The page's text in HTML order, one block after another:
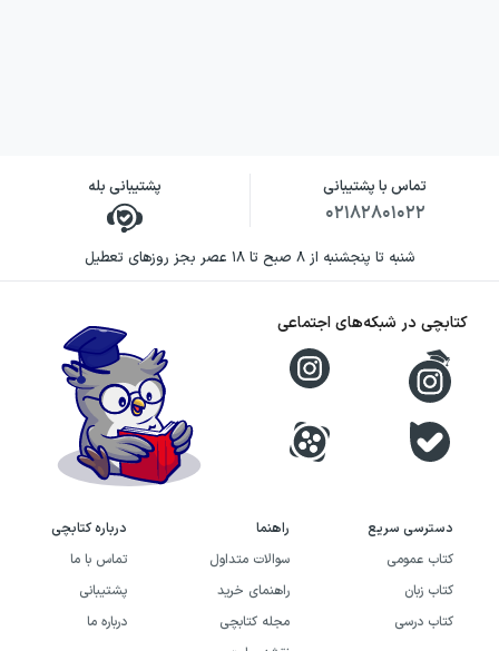
تماس با پشتیبانی
۰۲۱۸۲۸۰۱۰۲۲
پشتیبانی بله
شنبه تا پنجشنبه از ۸ صبح تا ۱۸ عصر بجز روزهای تعطیل
دسترسی سریع
کتاب عمومی
کتاب زبان
کتاب درسی
راهنما
سوالات متداول
راهنمای خرید
مجله کتابچی
درباره کتابچی
تماس با ما
پشتیبانی
درباره ما
کتابچی در شبکه‌های اجتماعی